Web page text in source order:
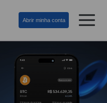
Abrir minha conta